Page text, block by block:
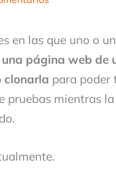
en las que uno o
página web de
clonarla para poder
pruebas mientras